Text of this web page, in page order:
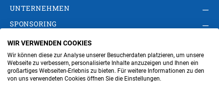
UNTERNEHMEN
SPONSORING
AGB Privacy Policy
Impressum
Cookie-Einstellungen ändern
Verwaltung
WIR VERWENDEN COOKIES
Wir können diese zur Analyse unserer Besucherdaten platzieren, um unsere
Webseite zu verbessern, personalisierte Inhalte anzuzeigen und Ihnen ein
großartiges Webseiten-Erlebnis zu bieten. Für weitere Informationen zu den
von uns verwendeten Cookies öffnen Sie die Einstellungen.